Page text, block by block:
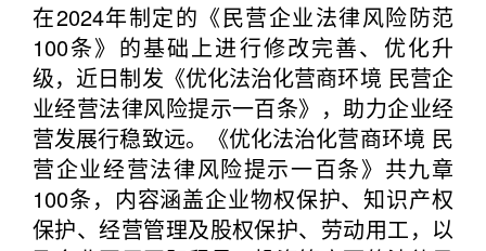
在2024年制定的《民营企业法律风险防范
100条》的基础上进行修改完善、优化升
级，近日制发《优化法治化营商环境 民营企
业经营法律风险提示一百条》，助力企业经
营发展行稳致远。《优化法治化营商环境 民
营企业经营法律风险提示一百条》共九章
100条，内容涵盖企业物权保护、知识产权
保护、经营管理及股权保护、劳动用工，以